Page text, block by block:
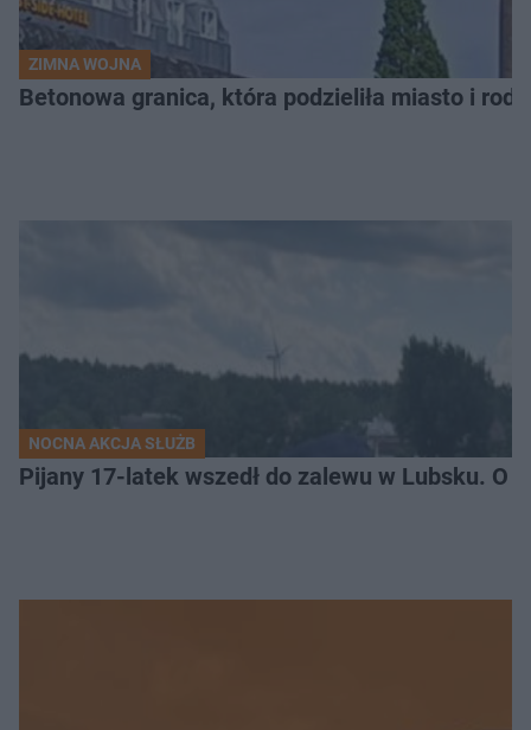
ZIMNA WOJNA
Betonowa granica, która podzieliła miasto i
NOCNA AKCJA SŁUŻB
Pijany 17-latek wszedł do zalewu w Lubsku. O